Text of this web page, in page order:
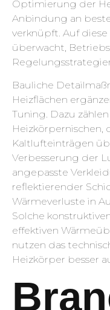
Optimierung der
Anbindung an
verknüpft. Auf diese
überwacht,
Bauliche
Heizflächen
Tuning. Dazu
Heizkörpernischen,
Kaltlufteinträgen
Verbesserung der
angepasste
reflektierender
Wärmeverluste in
Solche
effektiven
nutzen das
Heizkörper besser